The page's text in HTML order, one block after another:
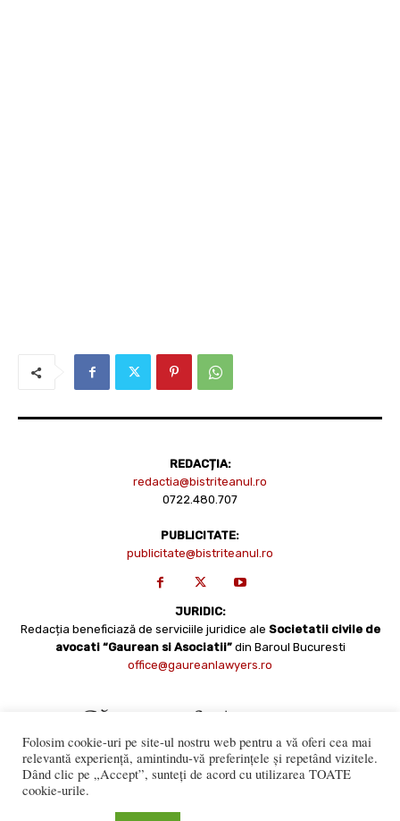
REDACȚIA:
redactia@bistriteanul.ro
0722.480.707
PUBLICITATE:
publicitate@bistriteanul.ro
JURIDIC:
Redacția beneficiază de serviciile juridice ale Societatii civile de
avocati “Gaurean si Asociatii” din Baroul Bucuresti
office@gaureanlawyers.ro
Folosim cookie-uri pe site-ul nostru web pentru a vă oferi cea mai
relevantă experiență, amintindu-vă preferințele și repetând vizitele.
Dând clic pe „Accept”, sunteți de acord cu utilizarea TOATE
cookie-urile.